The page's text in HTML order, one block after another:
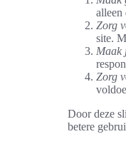
alleen
Zorg
site.
Maak
Zorg
Door deze
betere